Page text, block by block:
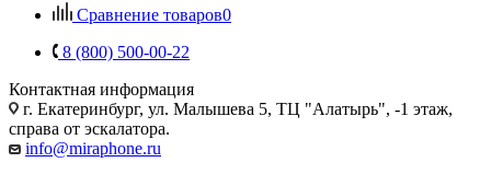
Сравнение товаров0
8 (800) 500-00-22
Контактная информация
г. Екатеринбург, ул. Малышева 5, ТЦ "Алатырь", -1 этаж,
справа от эскалатора.
info@miraphone.ru